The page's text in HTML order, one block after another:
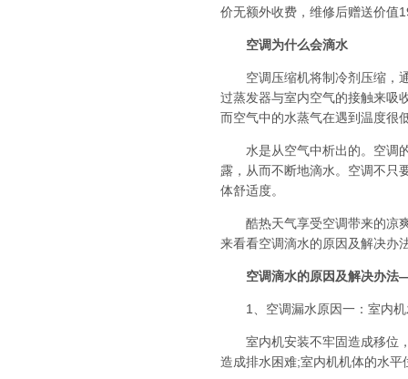
价无额外收费，维修后赠送价值
空调为什么会滴水
空调压缩机将制冷剂压缩，通
过蒸发器与室内空气的接触来吸
而空气中的水蒸气在遇到温度很
水是从空气中析出的。空调的
露，从而不断地滴水。空调不只
体舒适度。
酷热天气享受空调带来的凉爽
来看看空调滴水的原因及解决办
空调滴水的原因及解决办法
1、空调漏水原因一：室内机
室内机安装不牢固造成移位，
造成排水困难;室内机机体的水